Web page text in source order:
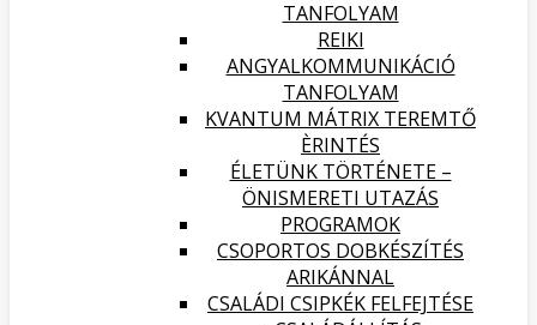
TANFOLYAM
REIKI
ANGYALKOMMUNIKÁCIÓ
TANFOLYAM
KVANTUM MÁTRIX TEREMTŐ
ÈRINTÉS
ÉLETÜNK TÖRTÉNETE –
ÖNISMERETI UTAZÁS
PROGRAMOK
CSOPORTOS DOBKÉSZÍTÉS
ARIKÁNNAL
CSALÁDI CSIPKÉK FELFEJTÉSE